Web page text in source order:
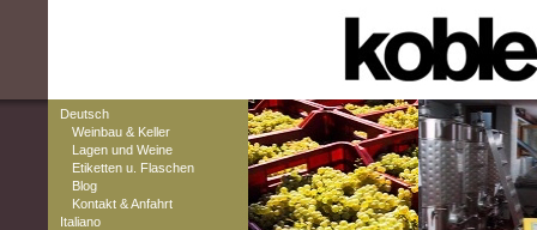
Deutsch
Weinbau & Keller
Lagen und Weine
Etiketten u. Flaschen
Blog
Kontakt & Anfahrt
Italiano